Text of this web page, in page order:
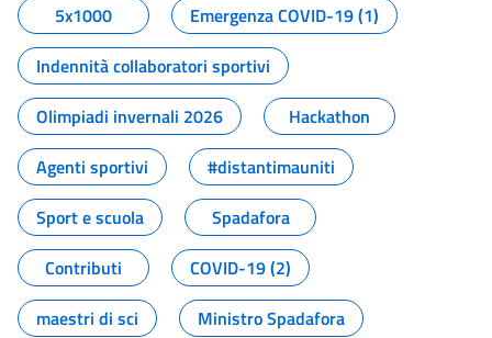
5x1000
Emergenza COVID-19 (1)
Indennità collaboratori sportivi
Olimpiadi invernali 2026
Hackathon
Agenti sportivi
#distantimauniti
Sport e scuola
Spadafora
Contributi
COVID-19 (2)
maestri di sci
Ministro Spadafora